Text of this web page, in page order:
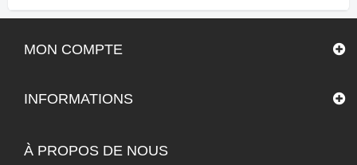
MON COMPTE
INFORMATIONS
À PROPOS DE NOUS